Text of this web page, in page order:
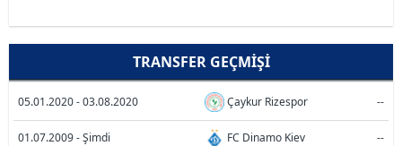
TRANSFER GEÇMIŞI
05.01.2020 - 03.08.2020 Çaykur Rizespor --
01.07.2009 - Şimdi FC Dinamo Kiev --